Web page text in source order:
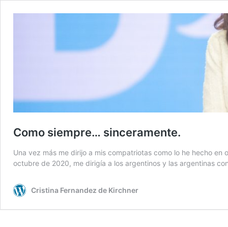
Como siempre… sinceramente.
Una vez más me dirijo a mis compatriotas como lo he hecho
octubre de 2020, me dirigía a los argentinos y las argentinas
Cristina Fernandez de Kirchner